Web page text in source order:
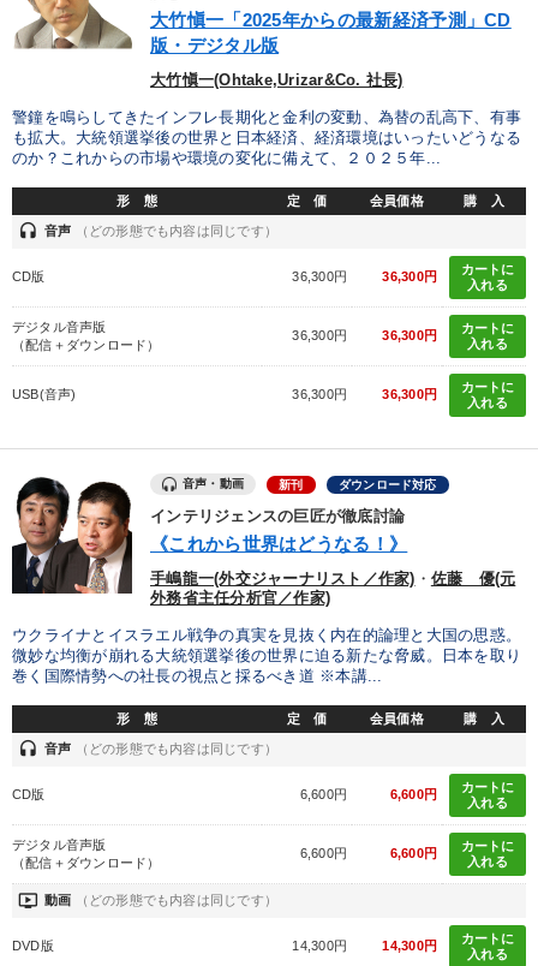
大竹愼一「2025年からの最新経済予測」CD
版・デジタル版
大竹愼一(Ohtake,Urizar&Co. 社長)
警鐘を鳴らしてきたインフレ長期化と金利の変動、為替の乱高下、有事
も拡大。大統領選挙後の世界と日本経済、経済環境はいったいどうなる
のか？これからの市場や環境の変化に備えて、２０２５年...
形 態 定 価 会員価格 購 入
headset 音声 （どの形態でも内容は同じです）
CD版 36,300円 36,300円
カートに
入れる
デジタル音声版
（配信＋ダウンロード）
36,300円 36,300円
カートに
入れる
USB(音声) 36,300円 36,300円
カートに
入れる
音声・動画 新刊 ダウンロード対応
インテリジェンスの巨匠が徹底討論
《これから世界はどうなる！》
手嶋龍一(外交ジャーナリスト／作家) ・ 佐藤 優(元
外務省主任分析官／作家)
ウクライナとイスラエル戦争の真実を見抜く内在的論理と大国の思惑。
微妙な均衡が崩れる大統領選挙後の世界に迫る新たな脅威。日本を取り
巻く国際情勢への社長の視点と採るべき道 ※本講...
形 態 定 価 会員価格 購 入
headset 音声 （どの形態でも内容は同じです）
CD版 6,600円 6,600円
カートに
入れる
デジタル音声版
（配信＋ダウンロード）
6,600円 6,600円
カートに
入れる
ondemand_video 動画 （どの形態でも内容は同じです）
DVD版 14,300円 14,300円
カートに
入れる